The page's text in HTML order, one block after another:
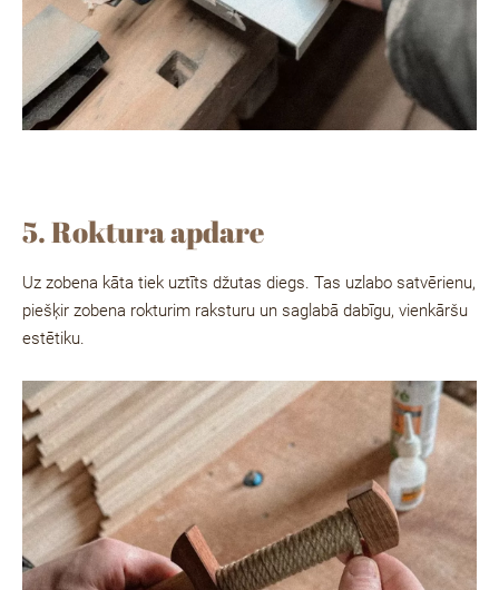
5. Roktura apdare
Uz zobena kāta tiek uztīts džutas diegs. Tas uzlabo satvērienu,
piešķir zobena rokturim raksturu un saglabā dabīgu, vienkāršu
estētiku.